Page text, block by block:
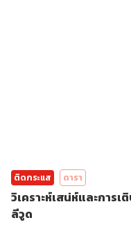
ติดกระแส ดารา
วิเคราะห์เสน่ห์และการ
ลีวูด